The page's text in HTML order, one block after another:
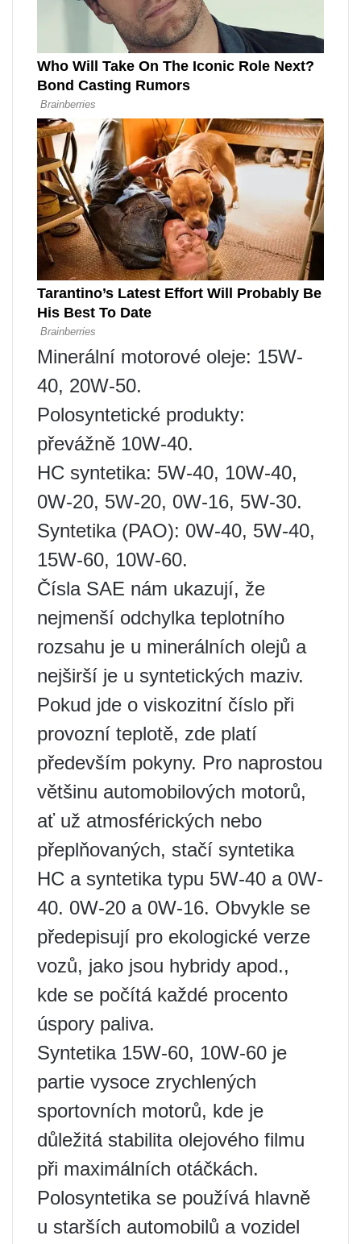
Minerální motorové oleje: 15W-
40, 20W-50.
Polosyntetické produkty:
převážně 10W-40.
HC syntetika: 5W-40, 10W-40,
0W-20, 5W-20, 0W-16, 5W-30.
Syntetika (PAO): 0W-40, 5W-40,
15W-60, 10W-60.
Čísla SAE nám ukazují, že
nejmenší odchylka teplotního
rozsahu je u minerálních olejů a
nejširší je u syntetických maziv.
Pokud jde o viskozitní číslo při
provozní teplotě, zde platí
především pokyny. Pro naprostou
většinu automobilových motorů,
ať už atmosférických nebo
přeplňovaných, stačí syntetika
HC a syntetika typu 5W-40 a 0W-
40. 0W-20 a 0W-16. Obvykle se
předepisují pro ekologické verze
vozů, jako jsou hybridy apod.,
kde se počítá každé procento
úspory paliva.
Syntetika 15W-60, 10W-60 je
partie vysoce zrychlených
sportovních motorů, kde je
důležitá stabilita olejového filmu
při maximálních otáčkách.
Polosyntetika se používá hlavně
u starších automobilů a vozidel